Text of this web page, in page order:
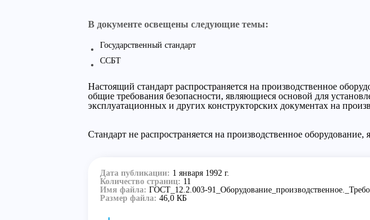
В документе освещены следующие темы:
Государственный стандарт
ССБТ
Настоящий стандарт распространяется на производственное
общие требования безопасности, являющиеся основой для
эксплуатационных и других конструкторских документах на
Стандарт не распространяется на производственное
Дата публикации: 1 января 1992 г.
Количество страниц: 11
Имя файла: ГОСТ_12.2.003-
Размер файла: 46,0 КБ